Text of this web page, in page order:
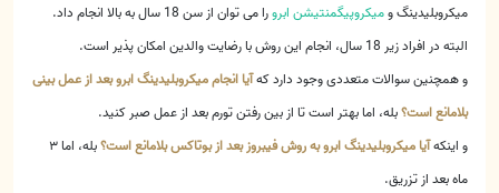
میکروبلیدینگ ومیکروپیگمنتیشن ابرو
را می توان از سن 18 سال به بالا انجام داد.
البته در افراد زیر 18 سال، انجام این روش با رضایت والدین امکان پذیر است.
و همچنین سوالات متعددی وجود دارد کهآیا انجام میکروبلیدینگ ابرو بعد از عمل بینی
بلامانع است؟بله، اما بهتر است تا از بین رفتن تورم بعد از عمل صبر کنید.
و اینکهآیا میکروبلیدینگ ابرو به روش فیبروز بعد از بوتاکس بلامانع است؟
بله، اما ۳
ماه بعد از تزریق.